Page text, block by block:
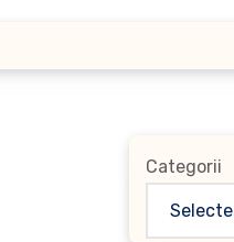
Categorii